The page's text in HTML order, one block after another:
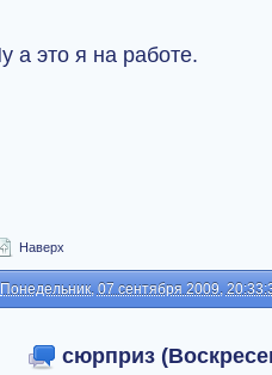
а это я на работе.
Наверх
Понедельник, 07 сентября 2009,
сюрприз